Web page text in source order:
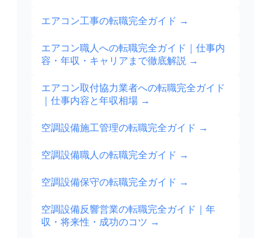
エアコン工事の転職完全ガイド →
エアコン職人への転職完全ガイド｜仕事内
容・年収・キャリアまで徹底解説 →
エアコン取付協力業者への転職完全ガイド
｜仕事内容と年収相場 →
空調設備施工管理の転職完全ガイド →
空調設備職人の転職完全ガイド →
空調設備保守の転職完全ガイド →
空調設備反響営業の転職完全ガイド｜年
収・将来性・成功のコツ →